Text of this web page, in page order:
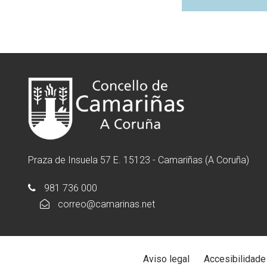
Praza de Insuela 57 E. 15123 - Camariñas (A Coruña)
981 736 000
correo@camarinas.net
Aviso legal Accesibilidade